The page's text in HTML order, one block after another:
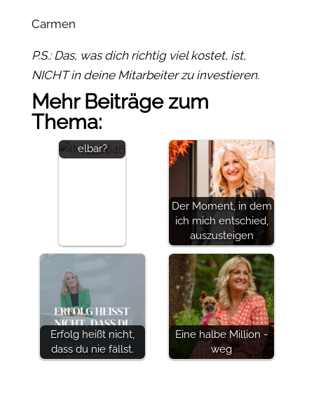
Carmen
P.S.: Das, was dich richtig viel kostet, ist,
NICHT in deine Mitarbeiter zu investieren.
Mehr Beiträge zum
Thema:
Was macht
Dich
elbar?
Der Moment, in dem
ich mich entschied,
auszusteigen
Erfolg heißt nicht,
dass du nie fällst.
Eine halbe Million -
weg